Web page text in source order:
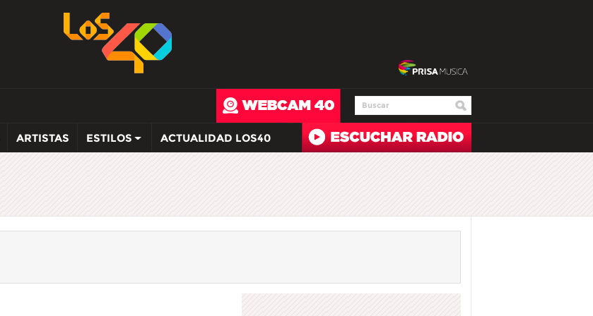
ARTISTAS ESTILOS ACTUALIDAD LOS40